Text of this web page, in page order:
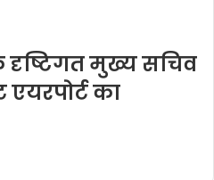
मुख्य सचिव
एयरपोर्ट का